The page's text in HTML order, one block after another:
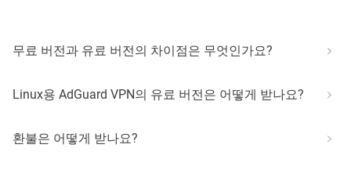
무료 버전과 유료 버전의 차이점은 무엇인가요?
Linux용 AdGuard VPN의 유료 버전은 어떻게 받나요?
환불은 어떻게 받나요?